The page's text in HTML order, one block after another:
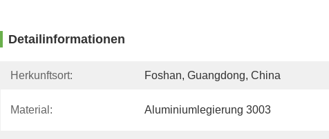
Detailinformationen
Herkunftsort: Foshan, Guangdong, China
Material: Aluminiumlegierung 3003